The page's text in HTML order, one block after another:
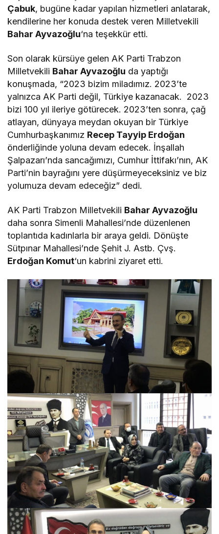
Çabuk, bugüne kadar yapılan hizmetleri anlatarak,
kendilerine her konuda destek veren Milletvekili
Bahar Ayvazoğlu‘na teşekkür etti.
Son olarak kürsüye gelen AK Parti Trabzon
Milletvekili Bahar Ayvazoğlu da yaptığı
konuşmada, “2023 bizim miladımız. 2023’te
yalnızca AK Parti değil, Türkiye kazanacak. 2023
bizi 100 yıl ileriye götürecek. 2023’ten sonra, çağ
atlayan, dünyaya meydan okuyan bir Türkiye
Cumhurbaşkanımız Recep Tayyip Erdoğan
önderliğinde yoluna devam edecek. İnşallah
Şalpazarı’nda sancağımızı, Cumhur İttifakı’nın, AK
Parti’nin bayrağını yere düşürmeyeceksiniz ve biz
yolumuza devam edeceğiz” dedi.
AK Parti Trabzon Milletvekili Bahar Ayvazoğlu
daha sonra Simenli Mahallesi’nde düzenlenen
toplantıda kadınlarla bir araya geldi. Dönüşte
Sütpınar Mahallesi’nde Şehit J. Astb. Çvş.
Erdoğan Komut‘un kabrini ziyaret etti.